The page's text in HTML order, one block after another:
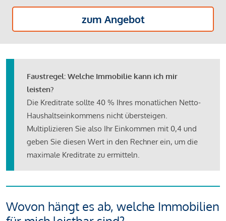
zum Angebot
Faustregel: Welche Immobilie kann ich mir
leisten?
Die Kreditrate sollte 40 % Ihres monatlichen Netto-
Haushaltseinkommens nicht übersteigen.
Multiplizieren Sie also Ihr Einkommen mit 0,4 und
geben Sie diesen Wert in den Rechner ein, um die
maximale Kreditrate zu ermitteln.
Wovon hängt es ab, welche Immobilien